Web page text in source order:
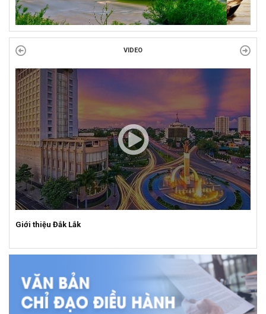
Công đoàn phường Tuy Hòa tổ chức chuỗi hoạt động chào mừng
97 năm ngày thành lập Công đoàn Việt Nam (28/7/1929 –...
VIDEO
Giới thiệu Đắk Lắk